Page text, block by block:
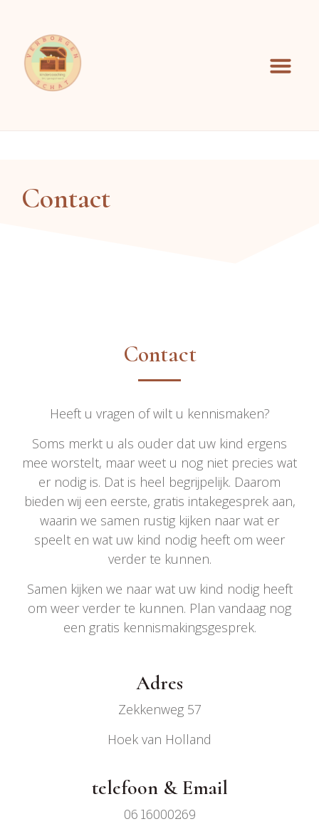
Contact
Contact
Heeft u vragen of wilt u kennismaken?
Soms merkt u als ouder dat uw kind ergens
mee worstelt, maar weet u nog niet precies wat
er nodig is. Dat is heel begrijpelijk. Daarom
bieden wij een eerste, gratis intakegesprek aan,
waarin we samen rustig kijken naar wat er
speelt en wat uw kind nodig heeft om weer
verder te kunnen.
Samen kijken we naar wat uw kind nodig heeft
om weer verder te kunnen. Plan vandaag nog
een gratis kennismakingsgesprek.
Adres
Zekkenweg 57
Hoek van Holland
telefoon & Email
06 16000269